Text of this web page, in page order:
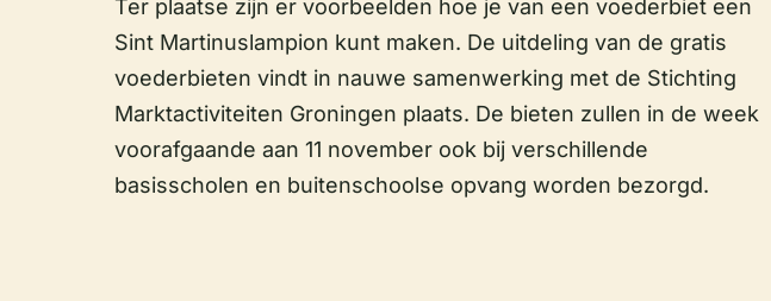
Ter plaatse zijn er voorbeelden hoe je van een voederbiet een
Sint Martinuslampion kunt maken. De uitdeling van de gratis
voederbieten vindt in nauwe samenwerking met de Stichting
Marktactiviteiten Groningen plaats. De bieten zullen in de week
voorafgaande aan 11 november ook bij verschillende
basisscholen en buitenschoolse opvang worden bezorgd.